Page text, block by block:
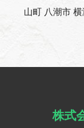
山町 八潮市
株式